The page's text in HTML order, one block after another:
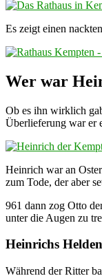
Es zeigt einen
Wer war
Ob es ihn wirklich
Überlieferung war er
Heinrich war an
zum Tode, der aber
961 dann zog Otto
unter die Augen zu
Heinrichs
Während der Ritter